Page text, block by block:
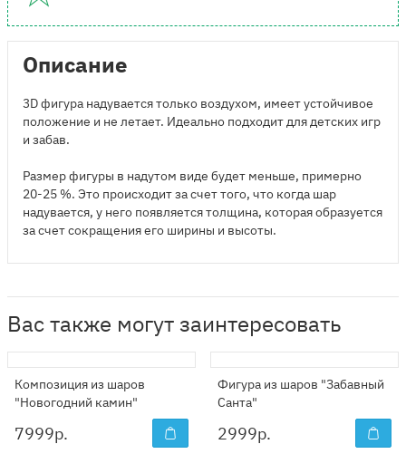
Описание
3D фигура надувается только воздухом, имеет устойчивое
положение и не летает. Идеально подходит для детских игр
и забав.
Размер фигуры в надутом виде будет меньше, примерно
20-25 %. Это происходит за счет того, что когда шар
надувается, у него появляется толщина, которая образуется
за счет сокращения его ширины и высоты.
Вас также могут заинтересовать
Композиция из шаров
"Новогодний камин"
7999р.
Фигура из шаров "Забавный
Санта"
2999р.